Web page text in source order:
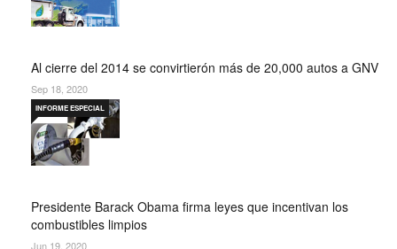
Al cierre del 2014 se convirtierón más de 20,000 autos a GNV
Sep 18, 2020
Presidente Barack Obama firma leyes que incentivan los
combustibles limpios
INFORME ESPECIAL
Jun 19, 2020